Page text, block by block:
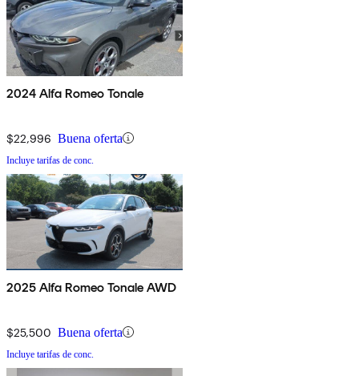
2024 Alfa Romeo Tonale
$22,996 Buena oferta
Incluye tarifas de conc.
2025 Alfa Romeo Tonale AWD
$25,500 Buena oferta
Incluye tarifas de conc.